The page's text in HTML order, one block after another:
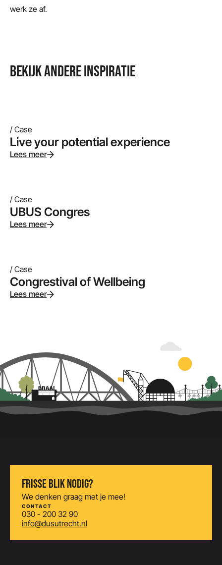
werk ze af.
BEKIJK ANDERE INSPIRATIE
/ Case
Live your potential experience
Lees meer
/ Case
UBUS Congres
Lees meer
/ Case
Congrestival of Wellbeing
Lees meer
FRISSE BLIK NODIG?
We denken graag met je mee!
CONTACT
030 - 200 32 90
info@dusutrecht.nl